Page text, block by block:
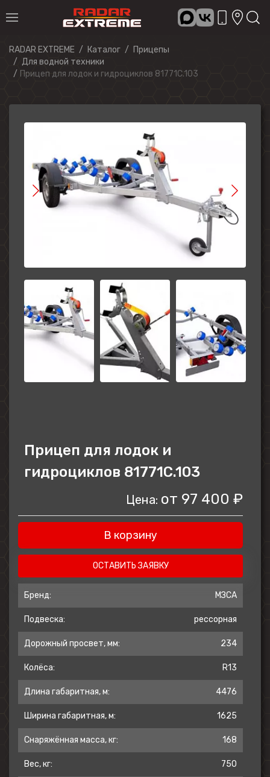
RADAR EXTREME Каталог
Прицепы
Для водной техники
Прицеп для лодок и гидроциклов 81771C.103
Прицеп для лодок и
гидроциклов 81771C.103
Цена: от 97 400 ₽
В корзину
ОСТАВИТЬ ЗАЯВКУ
Бренд: МЗСА
Подвеска: рессорная
Дорожный просвет, мм: 234
Колёса: R13
Длина габаритная, м: 4476
Ширина габаритная, м: 1625
Снаряжённая масса, кг: 168
Вес, кг: 750